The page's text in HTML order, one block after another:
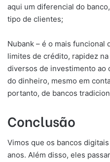
aqui um diferencial do
tipo de clientes;
Nubank – é o mais funcional
limites de crédito, rapidez
diversos de investimento ao
do dinheiro, mesmo em
portanto, de bancos
Conclusão
Vimos que os bancos
anos. Além disso, eles